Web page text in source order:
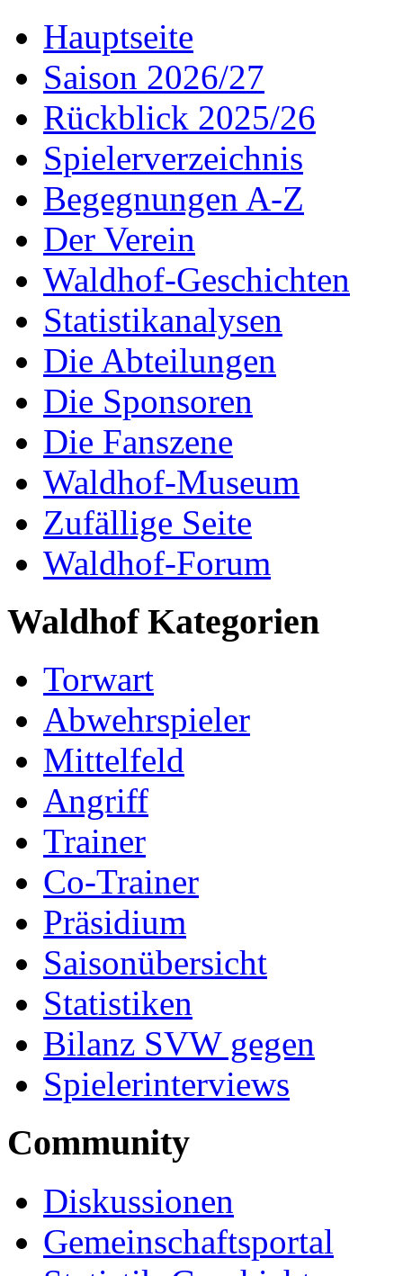
Hauptseite
Saison 2026/27
Rückblick 2025/26
Spielerverzeichnis
Begegnungen A-Z
Der Verein
Waldhof-Geschichten
Statistikanalysen
Die Abteilungen
Die Sponsoren
Die Fanszene
Waldhof-Museum
Zufällige Seite
Waldhof-Forum
Waldhof Kategorien
Torwart
Abwehrspieler
Mittelfeld
Angriff
Trainer
Co-Trainer
Präsidium
Saisonübersicht
Statistiken
Bilanz SVW gegen
Spielerinterviews
Community
Diskussionen
Gemeinschaftsportal